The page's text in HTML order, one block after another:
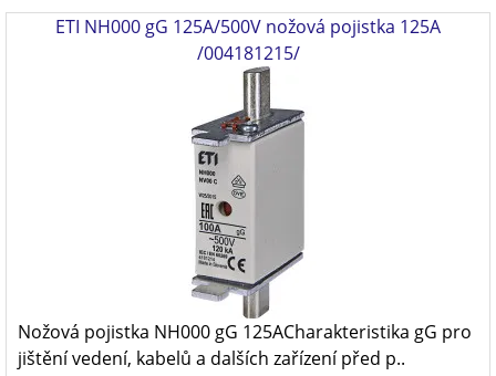
ETI NH000 gG 125A/500V nožová pojistka 125A
/004181215/
Nožová pojistka NH000 gG 125ACharakteristika gG pro
jištění vedení, kabelů a dalších zařízení před p..